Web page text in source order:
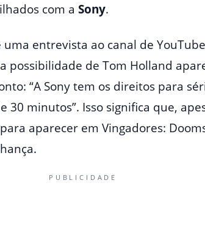
com a Sony.
entrevista ao canal de
possibilidade de Tom Holland
“A Sony tem os direitos para
30 minutos”. Isso significa que,
aparecer em Vingadores:
PUBLICIDADE